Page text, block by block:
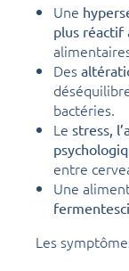
Une
plus réactif
Des
bactéries.
Le stress,
entre
Une
Les